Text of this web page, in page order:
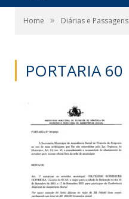
Home » Diárias e Passagens
PORTARIA 60